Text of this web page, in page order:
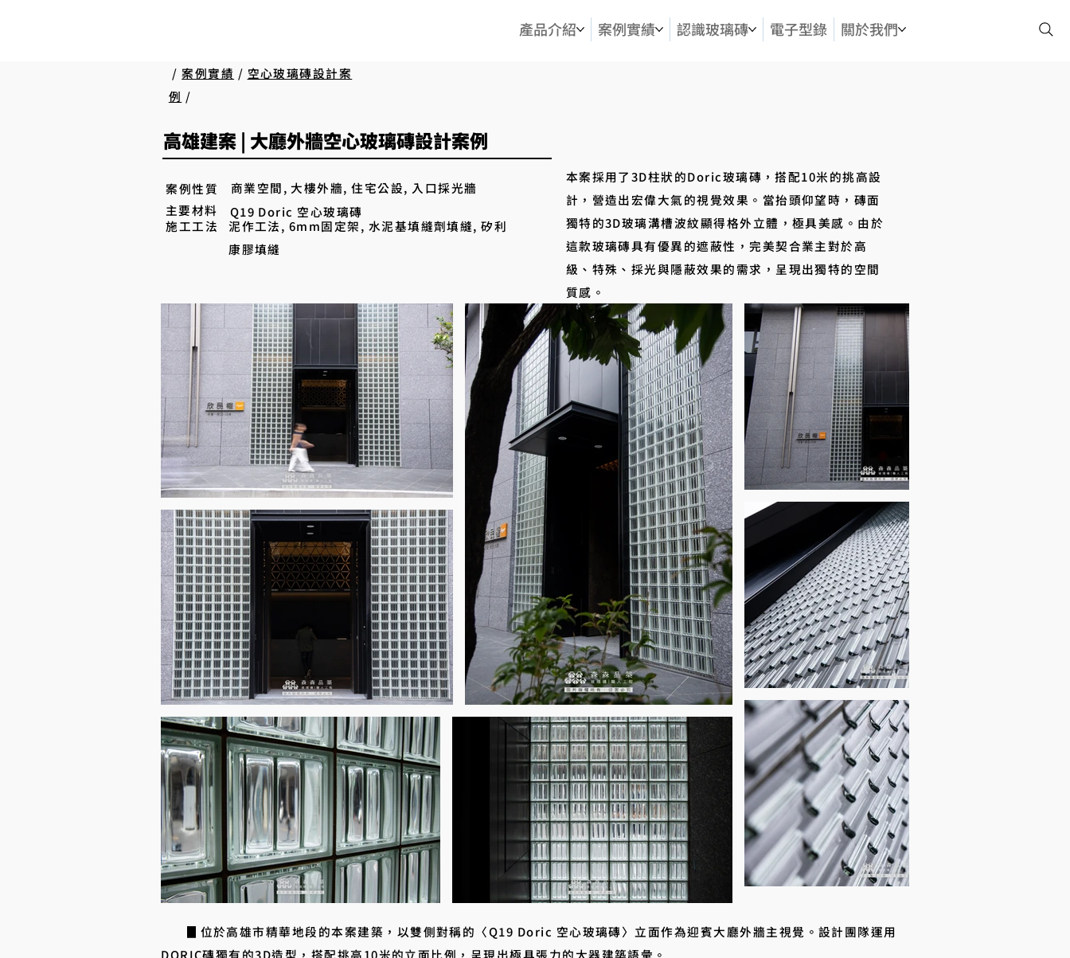
產品介紹 案例實績 認識玻璃磚 電子型錄 關於我們
/案例實績 / 空心玻璃磚設計案
例 /
本案採用了3D柱狀的Doric玻璃磚，搭配10米的挑高設
計，營造出宏偉大氣的視覺效果。當抬頭仰望時，磚面
獨特的3D玻璃溝槽波紋顯得格外立體，極具美感。由於
這款玻璃磚具有優異的遮蔽性，完美契合業主對於高
級、特殊、採光與隱蔽效果的需求，呈現出獨特的空間
質感。
案例性質
商業空間, 大樓外牆, 住宅公設, 入口採光牆
主要材料
Q19 Doric 空心玻璃磚
施工工法
泥作工法, 6mm固定架, 水泥基填縫劑填縫, 矽利
康膠填縫
高雄建案 | 大廳外牆空心玻璃磚設計案例
▊位於高雄市精華地段的本案建築，以雙側對稱的〈Q19 Doric 空心玻璃磚〉立面作為迎賓大廳外牆主視覺。設計團隊運用
DORIC磚獨有的3D造型，搭配挑高10米的立面比例，呈現出極具張力的大器建築語彙。